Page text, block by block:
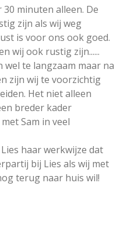
minuten alleen. De
zijn als wij weg
is voor ons ook goed.
wij ook rustig zijn......
wel te langzaam maar na
zijn wij te voorzichtig
Het niet alleen
breder kader
Sam in veel
haar werkwijze dat
bij Lies als wij met
terug naar huis wil!